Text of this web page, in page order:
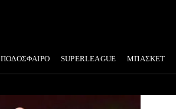
ΠΟΔΟΣΦΑΙΡΟ SUPERLEAGUE ΜΠΑΣΚΕΤ